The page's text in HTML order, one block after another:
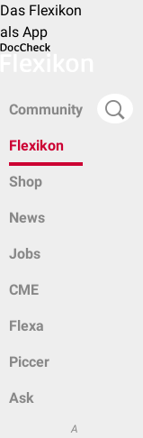
Das Flexikon
als App
Community
Flexikon
Shop
News
Jobs
CME
Flexa
Piccer
Ask
A